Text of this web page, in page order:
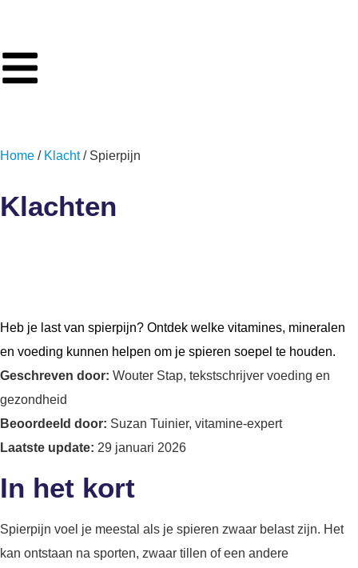
Home / Klacht/ Spierpijn
Klachten
Heb je last van spierpijn? Ontdek welke vitamines, mineralen
en voeding kunnen helpen om je spieren soepel te houden.
Geschreven door: Wouter Stap, tekstschrijver voeding en
gezondheid
Beoordeeld door: Suzan Tuinier, vitamine-expert
Laatste update: 29 januari 2026
In het kort
Spierpijn voel je meestal als je spieren zwaar belast zijn. Het
kan ontstaan na sporten, zwaar tillen of een andere